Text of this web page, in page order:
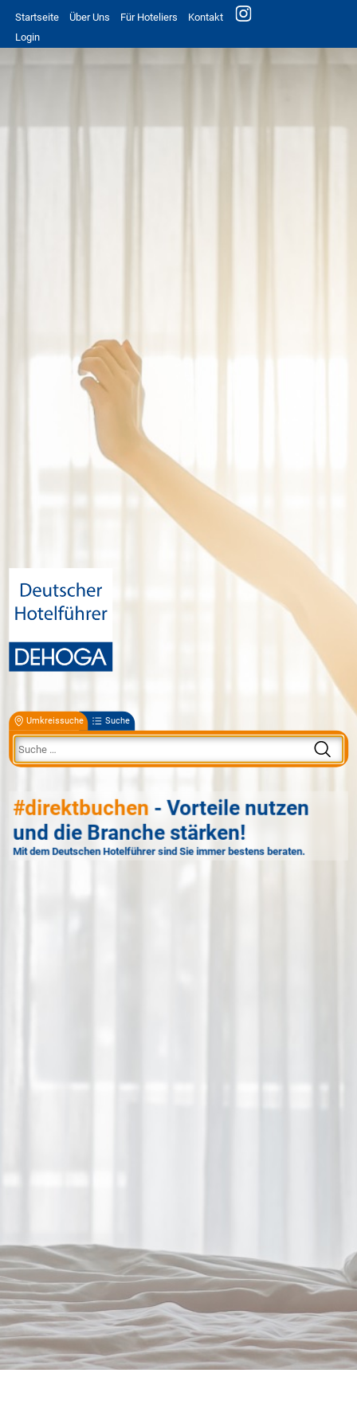
Startseite Über Uns Für Hoteliers
Kontakt
Login
Umkreissuche Suche
#direktbuchen - Vorteile nutzen
und die Branche stärken!
Mit dem Deutschen Hotelführer sind Sie immer bestens beraten.